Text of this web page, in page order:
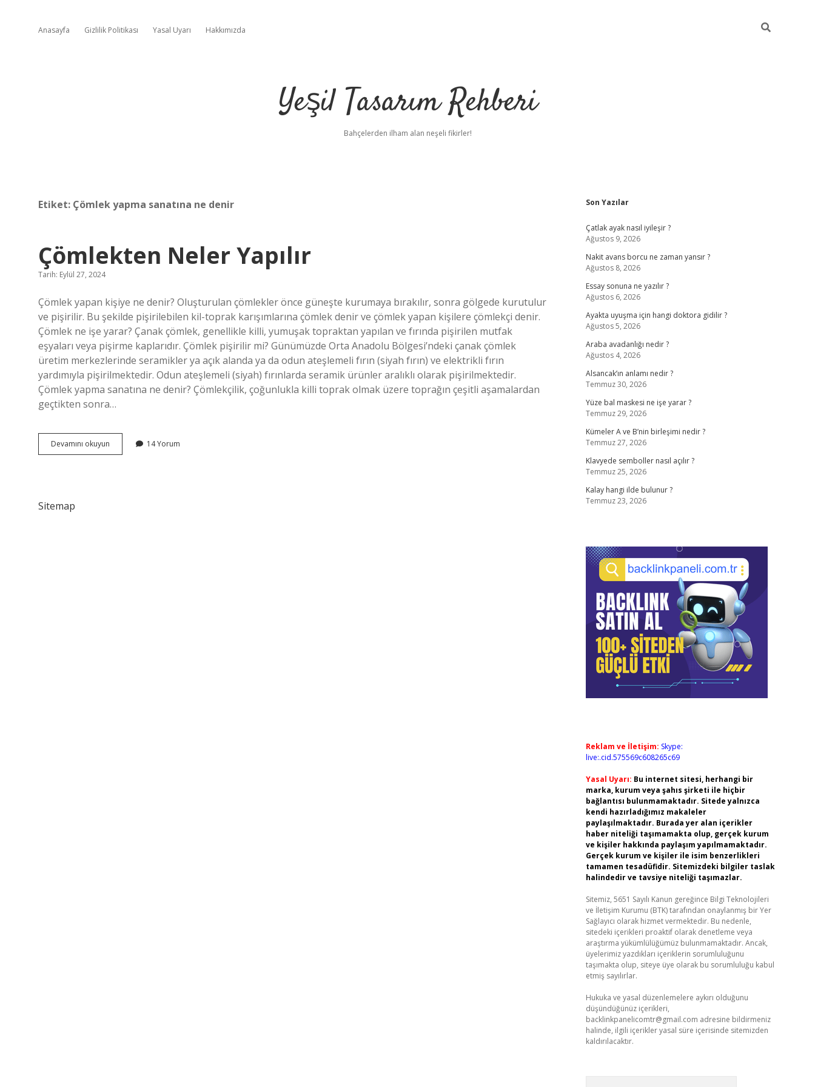
Anasayfa Gizlilik Politikası Yasal Uyarı Hakkımızda
Yeşil Tasarım Rehberi
Bahçelerden ilham alan neşeli fikirler!
Etiket: Çömlek yapma sanatına ne denir
Çömlekten Neler Yapılır
Tarih: Eylül 27, 2024
Çömlek yapan kişiye ne denir? Oluşturulan çömlekler önce güneşte kurumaya bırakılır, sonra gölgede kurutulur
ve pişirilir. Bu şekilde pişirilebilen kil-toprak karışımlarına çömlek denir ve çömlek yapan kişilere çömlekçi denir.
Çömlek ne işe yarar? Çanak çömlek, genellikle killi, yumuşak topraktan yapılan ve fırında pişirilen mutfak
eşyaları veya pişirme kaplarıdır. Çömlek pişirilir mi? Günümüzde Orta Anadolu Bölgesi’ndeki çanak çömlek
üretim merkezlerinde seramikler ya açık alanda ya da odun ateşlemeli fırın (siyah fırın) ve elektrikli fırın
yardımıyla pişirilmektedir. Odun ateşlemeli (siyah) fırınlarda seramik ürünler aralıklı olarak pişirilmektedir.
Çömlek yapma sanatına ne denir? Çömlekçilik, çoğunlukla killi toprak olmak üzere toprağın çeşitli aşamalardan
geçtikten sonra…
Devamını okuyun Çömlekten
Neler
14 Yorum
Sitemap
Sidebar
Son Yazılar
Çatlak ayak nasıl iyileşir ?
Ağustos 9, 2026
Nakit avans borcu ne zaman yansır ?
Ağustos 8, 2026
Essay sonuna ne yazılır ?
Ağustos 6, 2026
Ayakta uyuşma için hangi doktora gidilir ?
Ağustos 5, 2026
Araba avadanlığı nedir ?
Ağustos 4, 2026
Alsancak’ın anlamı nedir ?
Temmuz 30, 2026
Yüze bal maskesi ne işe yarar ?
Temmuz 29, 2026
Kümeler A ve B’nin birleşimi nedir ?
Temmuz 27, 2026
Klavyede semboller nasıl açılır ?
Temmuz 25, 2026
Kalay hangi ilde bulunur ?
Temmuz 23, 2026
Reklam ve İletişim: Skype:
live:.cid.575569c608265c69
Yasal Uyarı: Bu internet sitesi, herhangi bir
marka, kurum veya şahıs şirketi ile hiçbir
bağlantısı bulunmamaktadır. Sitede yalnızca
kendi hazırladığımız makaleler
paylaşılmaktadır. Burada yer alan içerikler
haber niteliği taşımamakta olup, gerçek kurum
ve kişiler hakkında paylaşım yapılmamaktadır.
Gerçek kurum ve kişiler ile isim benzerlikleri
tamamen tesadüfidir. Sitemizdeki bilgiler taslak
halindedir ve tavsiye niteliği taşımazlar.
Sitemiz, 5651 Sayılı Kanun gereğince Bilgi Teknolojileri
ve İletişim Kurumu (BTK) tarafından onaylanmış bir Yer
Sağlayıcı olarak hizmet vermektedir. Bu nedenle,
sitedeki içerikleri proaktif olarak denetleme veya
araştırma yükümlülüğümüz bulunmamaktadır. Ancak,
üyelerimiz yazdıkları içeriklerin sorumluluğunu
taşımakta olup, siteye üye olarak bu sorumluluğu kabul
etmiş sayılırlar.
Hukuka ve yasal düzenlemelere aykırı olduğunu
düşündüğünüz içerikleri,
backlinkpanelicomtr@gmail.com adresine bildirmeniz
halinde, ilgili içerikler yasal süre içerisinde sitemizden
kaldırılacaktır.